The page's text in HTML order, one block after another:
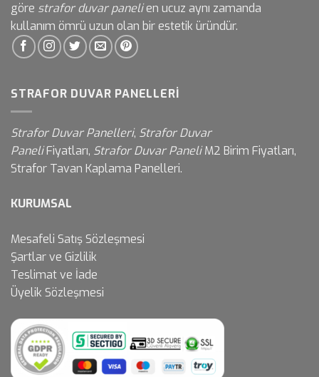
göre strafor duvar panelien ucuz aynı zamanda
kullanım ömrü uzun olan bir estetik üründür.
STRAFOR DUVAR PANELLERI
Strafor Duvar Panelleri, Strafor Duvar
PaneliFiyatları, Strafor Duvar PaneliM2 Birim Fiyatları,
Strafor Tavan Kaplama Panelleri.
KURUMSAL
Mesafeli Satış Sözleşmesi
Şartlar ve Gizlilik
Teslimat ve İade
Üyelik Sözleşmesi